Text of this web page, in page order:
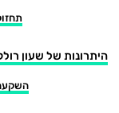
היתרונות של שעון